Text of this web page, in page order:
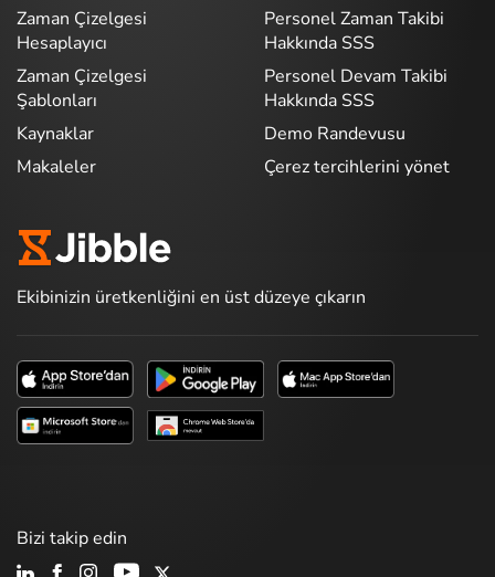
Zaman Çizelgesi
Hesaplayıcı
Zaman Çizelgesi
Şablonları
Kaynaklar
Makaleler
Personel Zaman Takibi
Hakkında SSS
Personel Devam Takibi
Hakkında SSS
Demo Randevusu
Çerez tercihlerini yönet
Ekibinizin üretkenliğini en üst düzeye çıkarın
Bizi takip edin